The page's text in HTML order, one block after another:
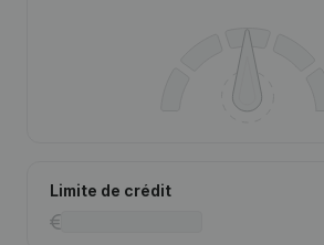
Limite de crédit